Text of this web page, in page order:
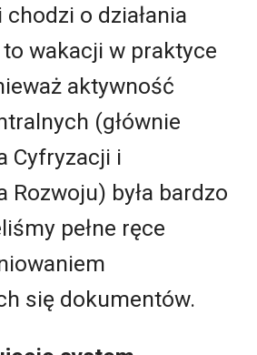
o działania
wakacji w praktyce
aktywność
(głównie
Cyfryzacji i
Rozwoju) była bardzo
pełne ręce
się dokumentów.